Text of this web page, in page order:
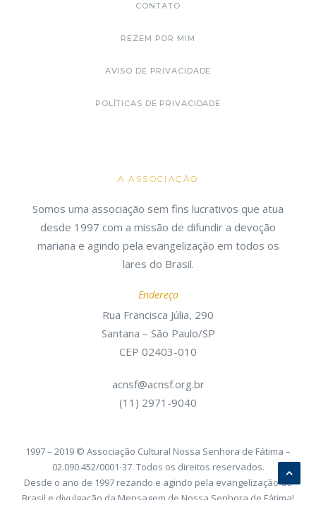
CONTATO
REZEM POR MIM
AVISO DE PRIVACIDADE
POLÍTICAS DE PRIVACIDADE
A ASSOCIAÇÃO
Somos uma associação sem fins lucrativos que atua
desde 1997 com a missão de difundir a devoção
mariana e agindo pela evangelização em todos os
lares do Brasil.
Endereço
Rua Francisca Júlia, 290
Santana – São Paulo/SP
CEP 02403-010
acnsf@acnsf.org.br
(11) 2971-9040
1997 – 2019 © Associação Cultural Nossa Senhora de Fátima –
02.090.452/0001-37. Todos os direitos reservados.
Desde o ano de 1997 rezando e agindo pela evangelização do
Brasil e divulgação da Mensagem de Nossa Senhora de Fátima!